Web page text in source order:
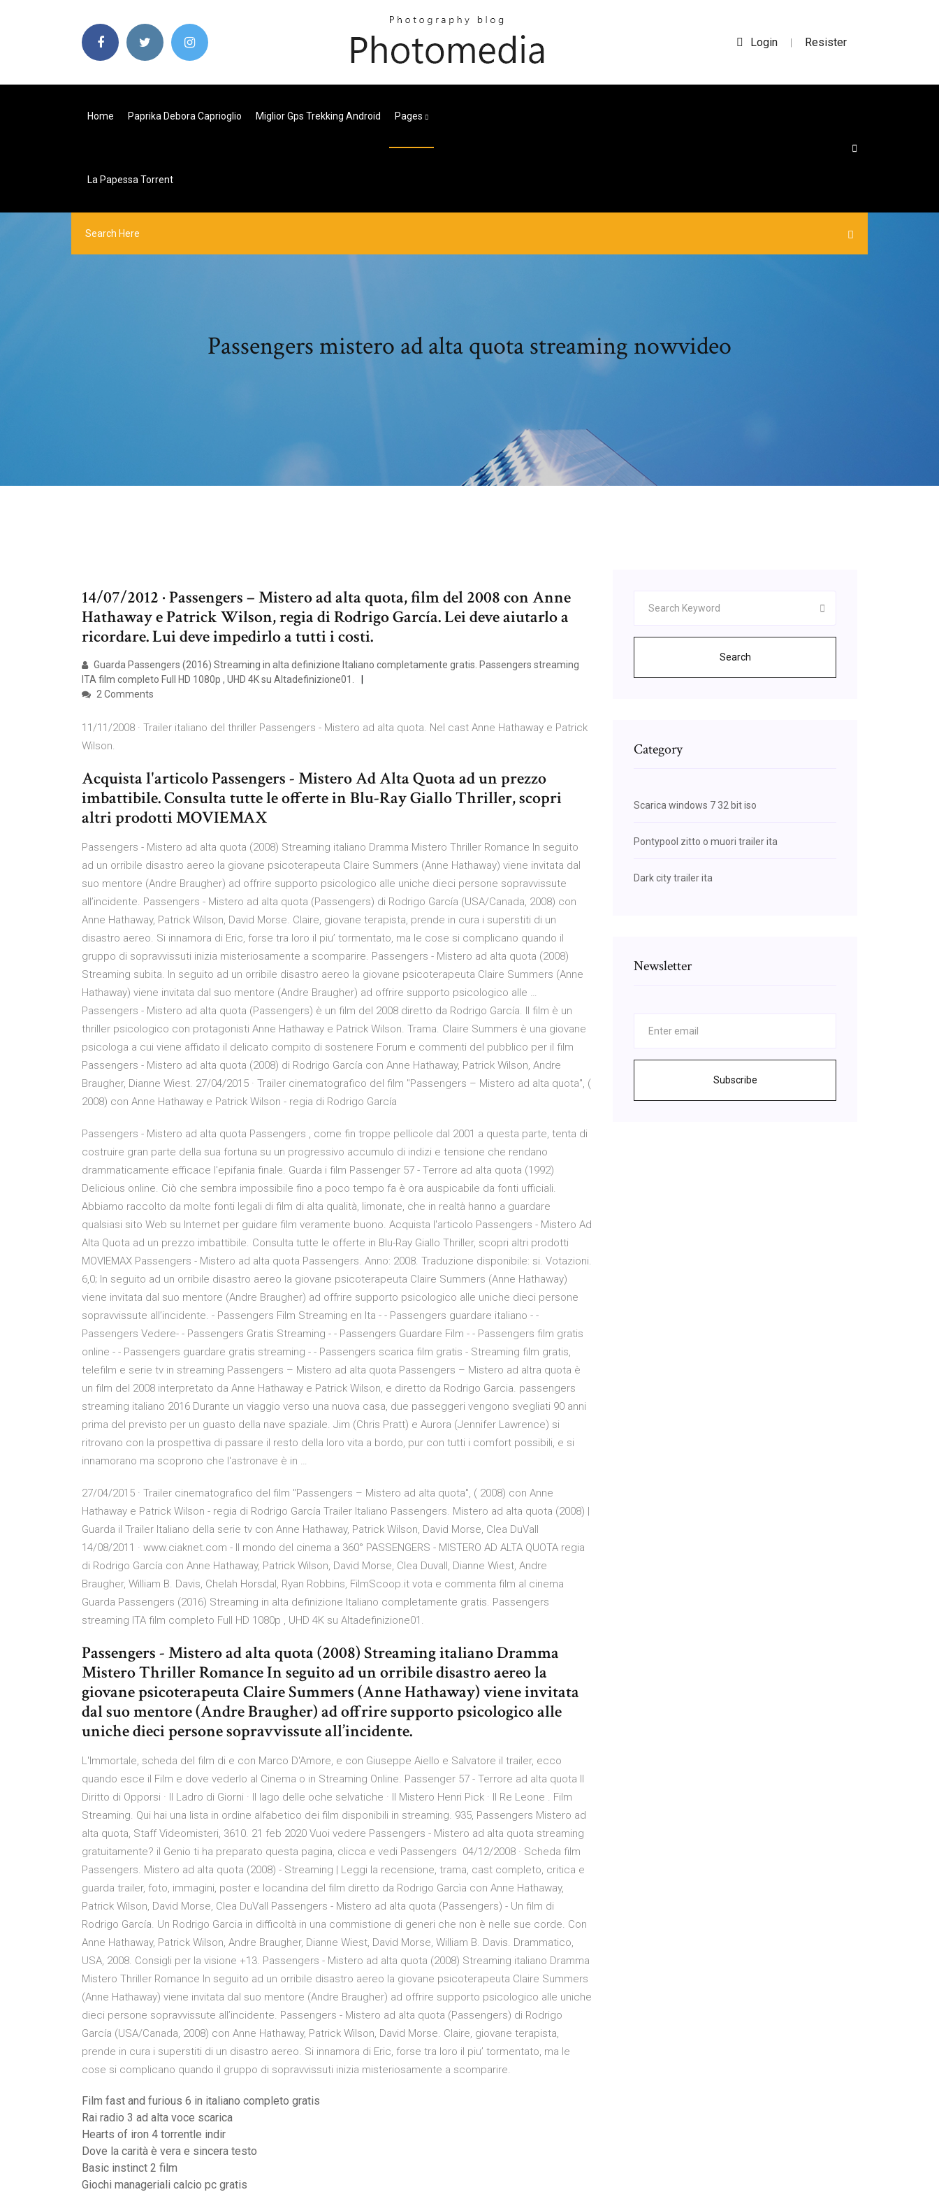
Login | Resister
Home Paprika Debora Caprioglio Miglior Gps Trekking Android Pages
La Papessa Torrent
Passengers mistero ad alta quota streaming nowvideo
14/07/2012 · Passengers – Mistero ad alta quota, film del 2008 con Anne
Hathaway e Patrick Wilson, regia di Rodrigo García. Lei deve aiutarlo a
ricordare. Lui deve impedirlo a tutti i costi.
Guarda Passengers (2016) Streaming in alta definizione Italiano completamente gratis. Passengers streaming
ITA film completo Full HD 1080p , UHD 4K su Altadefinizione01.
2 Comments
11/11/2008 · Trailer italiano del thriller Passengers - Mistero ad alta quota. Nel cast Anne Hathaway e Patrick
Wilson.
Acquista l'articolo Passengers - Mistero Ad Alta Quota ad un prezzo
imbattibile. Consulta tutte le offerte in Blu-Ray Giallo Thriller, scopri
altri prodotti MOVIEMAX
Passengers - Mistero ad alta quota (2008) Streaming italiano Dramma Mistero Thriller Romance In seguito
ad un orribile disastro aereo la giovane psicoterapeuta Claire Summers (Anne Hathaway) viene invitata dal
suo mentore (Andre Braugher) ad offrire supporto psicologico alle uniche dieci persone sopravvissute
all’incidente. Passengers - Mistero ad alta quota (Passengers) di Rodrigo García (USA/Canada, 2008) con
Anne Hathaway, Patrick Wilson, David Morse. Claire, giovane terapista, prende in cura i superstiti di un
disastro aereo. Si innamora di Eric, forse tra loro il piu’ tormentato, ma le cose si complicano quando il
gruppo di sopravvissuti inizia misteriosamente a scomparire. Passengers - Mistero ad alta quota (2008)
Streaming subita. In seguito ad un orribile disastro aereo la giovane psicoterapeuta Claire Summers (Anne
Hathaway) viene invitata dal suo mentore (Andre Braugher) ad offrire supporto psicologico alle …
Passengers - Mistero ad alta quota (Passengers) è un film del 2008 diretto da Rodrigo García. Il film è un
thriller psicologico con protagonisti Anne Hathaway e Patrick Wilson. Trama. Claire Summers è una giovane
psicologa a cui viene affidato il delicato compito di sostenere Forum e commenti del pubblico per il film
Passengers - Mistero ad alta quota (2008) di Rodrigo García con Anne Hathaway, Patrick Wilson, Andre
Braugher, Dianne Wiest. 27/04/2015 · Trailer cinematografico del film "Passengers – Mistero ad alta quota", (
2008) con Anne Hathaway e Patrick Wilson - regia di Rodrigo García
Passengers - Mistero ad alta quota Passengers , come fin troppe pellicole dal 2001 a questa parte, tenta di
costruire gran parte della sua fortuna su un progressivo accumulo di indizi e tensione che rendano
drammaticamente efficace l'epifania finale. Guarda i film Passenger 57 - Terrore ad alta quota (1992)
Delicious online. Ciò che sembra impossibile fino a poco tempo fa è ora auspicabile da fonti ufficiali.
Abbiamo raccolto da molte fonti legali di film di alta qualità, limonate, che in realtà hanno a guardare
qualsiasi sito Web su Internet per guidare film veramente buono. Acquista l'articolo Passengers - Mistero Ad
Alta Quota ad un prezzo imbattibile. Consulta tutte le offerte in Blu-Ray Giallo Thriller, scopri altri prodotti
MOVIEMAX Passengers - Mistero ad alta quota Passengers. Anno: 2008. Traduzione disponibile: si. Votazioni.
6,0; In seguito ad un orribile disastro aereo la giovane psicoterapeuta Claire Summers (Anne Hathaway)
viene invitata dal suo mentore (Andre Braugher) ad offrire supporto psicologico alle uniche dieci persone
sopravvissute all’incidente. - Passengers Film Streaming en Ita - - Passengers guardare italiano - -
Passengers Vedere- - Passengers Gratis Streaming - - Passengers Guardare Film - - Passengers film gratis
online - - Passengers guardare gratis streaming - - Passengers scarica film gratis - Streaming film gratis,
telefilm e serie tv in streaming Passengers – Mistero ad alta quota Passengers – Mistero ad altra quota è
un film del 2008 interpretato da Anne Hathaway e Patrick Wilson, e diretto da Rodrigo Garcia. passengers
streaming italiano 2016 Durante un viaggio verso una nuova casa, due passeggeri vengono svegliati 90 anni
prima del previsto per un guasto della nave spaziale. Jim (Chris Pratt) e Aurora (Jennifer Lawrence) si
ritrovano con la prospettiva di passare il resto della loro vita a bordo, pur con tutti i comfort possibili, e si
innamorano ma scoprono che l'astronave è in …
27/04/2015 · Trailer cinematografico del film "Passengers – Mistero ad alta quota", ( 2008) con Anne
Hathaway e Patrick Wilson - regia di Rodrigo García Trailer Italiano Passengers. Mistero ad alta quota (2008) |
Guarda il Trailer Italiano della serie tv con Anne Hathaway, Patrick Wilson, David Morse, Clea DuVall
14/08/2011 · www.ciaknet.com - Il mondo del cinema a 360° PASSENGERS - MISTERO AD ALTA QUOTA regia
di Rodrigo García con Anne Hathaway, Patrick Wilson, David Morse, Clea Duvall, Dianne Wiest, Andre
Braugher, William B. Davis, Chelah Horsdal, Ryan Robbins, FilmScoop.it vota e commenta film al cinema
Guarda Passengers (2016) Streaming in alta definizione Italiano completamente gratis. Passengers
streaming ITA film completo Full HD 1080p , UHD 4K su Altadefinizione01.
Passengers - Mistero ad alta quota (2008) Streaming italiano Dramma
Mistero Thriller Romance In seguito ad un orribile disastro aereo la
giovane psicoterapeuta Claire Summers (Anne Hathaway) viene invitata
dal suo mentore (Andre Braugher) ad offrire supporto psicologico alle
uniche dieci persone sopravvissute all’incidente.
L'Immortale, scheda del film di e con Marco D'Amore, e con Giuseppe Aiello e Salvatore il trailer, ecco
quando esce il Film e dove vederlo al Cinema o in Streaming Online. Passenger 57 - Terrore ad alta quota Il
Diritto di Opporsi · Il Ladro di Giorni · Il lago delle oche selvatiche · Il Mistero Henri Pick · Il Re Leone . Film
Streaming. Qui hai una lista in ordine alfabetico dei film disponibili in streaming. 935, Passengers Mistero ad
alta quota, Staff Videomisteri, 3610. 21 feb 2020 Vuoi vedere Passengers - Mistero ad alta quota streaming
gratuitamente? il Genio ti ha preparato questa pagina, clicca e vedi Passengers 04/12/2008 · Scheda film
Passengers. Mistero ad alta quota (2008) - Streaming | Leggi la recensione, trama, cast completo, critica e
guarda trailer, foto, immagini, poster e locandina del film diretto da Rodrigo Garcìa con Anne Hathaway,
Patrick Wilson, David Morse, Clea DuVall Passengers - Mistero ad alta quota (Passengers) - Un film di
Rodrigo García. Un Rodrigo Garcia in difficoltà in una commistione di generi che non è nelle sue corde. Con
Anne Hathaway, Patrick Wilson, Andre Braugher, Dianne Wiest, David Morse, William B. Davis. Drammatico,
USA, 2008. Consigli per la visione +13. Passengers - Mistero ad alta quota (2008) Streaming italiano Dramma
Mistero Thriller Romance In seguito ad un orribile disastro aereo la giovane psicoterapeuta Claire Summers
(Anne Hathaway) viene invitata dal suo mentore (Andre Braugher) ad offrire supporto psicologico alle uniche
dieci persone sopravvissute all’incidente. Passengers - Mistero ad alta quota (Passengers) di Rodrigo
García (USA/Canada, 2008) con Anne Hathaway, Patrick Wilson, David Morse. Claire, giovane terapista,
prende in cura i superstiti di un disastro aereo. Si innamora di Eric, forse tra loro il piu’ tormentato, ma le
cose si complicano quando il gruppo di sopravvissuti inizia misteriosamente a scomparire.
Film fast and furious 6 in italiano completo gratis
Rai radio 3 ad alta voce scarica
Hearts of iron 4 torrentle indir
Dove la carità è vera e sincera testo
Basic instinct 2 film
Giochi manageriali calcio pc gratis
Search
Category
Scarica windows 7 32 bit iso
Pontypool zitto o muori trailer ita
Dark city trailer ita
Newsletter
Subscribe